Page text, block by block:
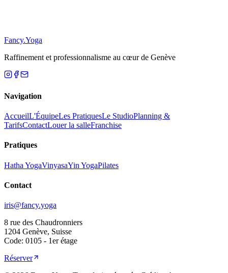
Fancy.Yoga
Raffinement et professionnalisme au cœur de Genève
Navigation
AccueilL'ÉquipeLes PratiquesLe StudioPlanning &
TarifsContactLouer la salleFranchise
Pratiques
Hatha YogaVinyasaYin YogaPilates
Contact
iris@fancy.yoga
8 rue des Chaudronniers
1204 Genève, Suisse
Code: 0105 - 1er étage
Réserver